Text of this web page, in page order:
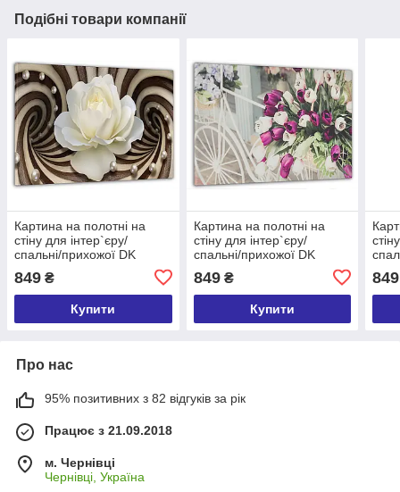
Подібні товари компанії
Картина на полотні на
стіну для інтер`єру/
спальні/прихожої DK
Абстракція з білої троянди
60x100 см (MK10242_M)
849 ₴
Купити
Картина на полотні на
стіну для інтер`єру/
спальні/прихожої DK
(MK10174_M)
849₴
Купити
849
Про нас
95% позитивних з 82 відгуків за рік
Працює з 21.09.2018
м. Чернівці
Чернівці, Україна